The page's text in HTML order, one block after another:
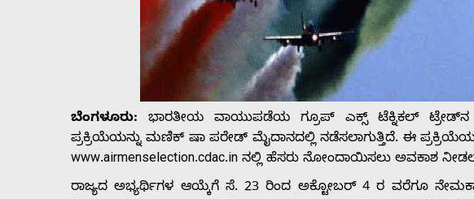
Advertise
ಬೆಂಗಳೂರು: ಭಾರತೀಯ ವಾಯುಪಡೆಯ ಗ್ರೂಪ್ ಎಕ್ಸ್ ಟೆಕ್ನಿಕಲ್
ಪ್ರಕ್ರಿಯೆ‌ಯನ್ನು ಮಣಿಕ್ ಷಾ ಪರೇಡ್ ಮೈದಾನದಲ್ಲಿ ನಡೆಸಲಾಗುತ್ತಿದೆ. ಈ
www.airmenselection.cdac.in ನಲ್ಲಿ ಹೆಸರು ನೋಂದಾಯಿಸಲು ಅವಕಾಶ
ರಾಜ್ಯದ ಅಭ್ಯರ್ಥಿಗಳ ಆಯ್ಕೆಗೆ ಸೆ. 23 ರಿಂದ ಅಕ್ಟೋಬರ್ 4 ರ ವರೆಗೂ